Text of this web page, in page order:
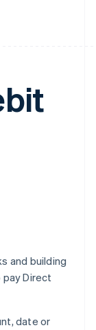
and building
Direct
date or